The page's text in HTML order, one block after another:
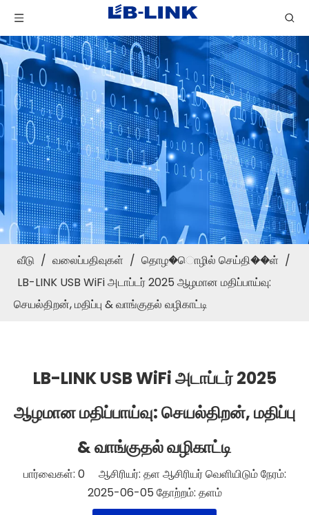
வீடு / வலைப்பதிவுகள் / தொழ�ொழில் செய்தி��ள் /
LB-LINK USB WiFi அடாப்டர் 2025 ஆழமான மதிப்பாய்வு:
செயல்திறன், மதிப்பு & வாங்குதல் வழிகாட்டி
LB-LINK USB WiFi அடாப்டர் 2025
ஆழமான மதிப்பாய்வு: செயல்திறன், மதிப்பு
& வாங்குதல் வழிகாட்டி
பார்வைகள்: 0ஆசிரியர்: தள ஆசிரியர் வெளியிடும் நேரம்:
2025-06-05 தோற்றம்: தளம்